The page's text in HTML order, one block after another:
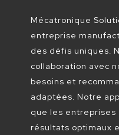
Mécatronique
entreprise
des défis uniques.
collaboration avec
besoins et
adaptées. Notre
que les
résultats optimaux